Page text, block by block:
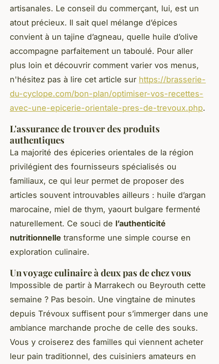
artisanales. Le conseil du commerçant, lui, est un
atout précieux. Il sait quel mélange d’épices
convient à un tajine d’agneau, quelle huile d’olive
accompagne parfaitement un taboulé. Pour aller
plus loin et découvrir comment varier vos menus,
n'hésitez pas à lire cet article sur https://brasserie-
du-cyclope.com/bon-plan/optimiser-vos-recettes-
avec-une-epicerie-orientale-pres-de-trevoux.php.
L'assurance de trouver des produits
authentiques
La majorité des épiceries orientales de la région
privilégient des fournisseurs spécialisés ou
familiaux, ce qui leur permet de proposer des
articles souvent introuvables ailleurs : huile d’argan
marocaine, miel de thym, yaourt bulgare fermenté
naturellement. Ce souci de l’authenticité
nutritionnelle transforme une simple course en
exploration culinaire.
Un voyage culinaire à deux pas de chez vous
Impossible de partir à Marrakech ou Beyrouth cette
semaine ? Pas besoin. Une vingtaine de minutes
depuis Trévoux suffisent pour s’immerger dans une
ambiance marchande proche de celle des souks.
Vous y croiserez des familles qui viennent acheter
leur pain traditionnel, des cuisiniers amateurs en